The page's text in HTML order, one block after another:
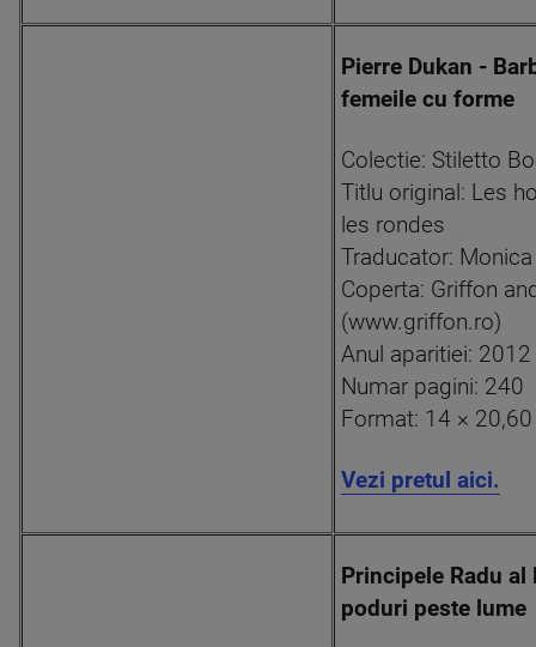
Pierre Dukan -
femeile cu forme
Colectie: Stiletto
Titlu original: Les
les rondes
Traducator:
Coperta: Griffon
(www.griffon.ro)
Anul aparitiei: 2012
Numar pagini: 240
Format: 14 ×
Vezi pretul aici.
Principele Radu al
poduri peste lume